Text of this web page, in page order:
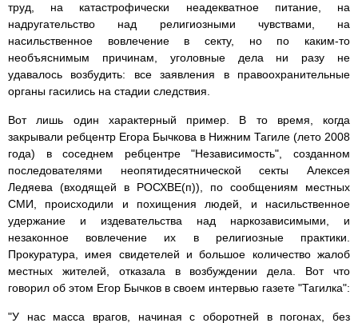
труд, на катастрофически неадекватное питание, на
надругательство над религиозными чувствами, на
насильственное вовлечение в секту, но по каким-то
необъяснимым причинам, уголовные дела ни разу не
удавалось возбудить: все заявления в правоохранительные
органы гасились на стадии следствия.
Вот лишь один характерный пример. В то время, когда
закрывали ребцентр Егора Бычкова в Нижним Тагиле (лето 2008
года) в соседнем ребцентре "Независимость", созданном
последователями неопятидесятнической секты Алексея
Ледяева (входящей в РОСХВЕ(п)), по сообщениям местных
СМИ, происходили и похищения людей, и насильственное
удержание и издевательства над наркозависимыми, и
незаконное вовлечение их в религиозные практики.
Прокуратура, имея свидетелей и большое количество жалоб
местных жителей, отказала в возбуждении дела. Вот что
говорил об этом Егор Бычков в своем интервью газете "Тагилка":
"У нас масса врагов, начиная с оборотней в погонах, без